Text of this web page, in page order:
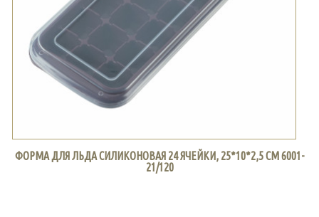
ФОРМА ДЛЯ ЛЬДА СИЛИКОНОВАЯ 24 ЯЧЕЙКИ, 25*10*2,5 СМ 6001-
21/120